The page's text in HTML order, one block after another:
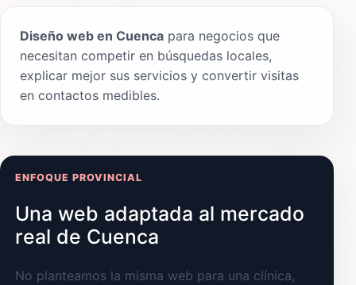
Diseño web en Cuenca para negocios que
necesitan competir en búsquedas locales,
explicar mejor sus servicios y convertir visitas
en contactos medibles.
ENFOQUE PROVINCIAL
Una web adaptada al mercado
real de Cuenca
No planteamos la misma web para una clínica,